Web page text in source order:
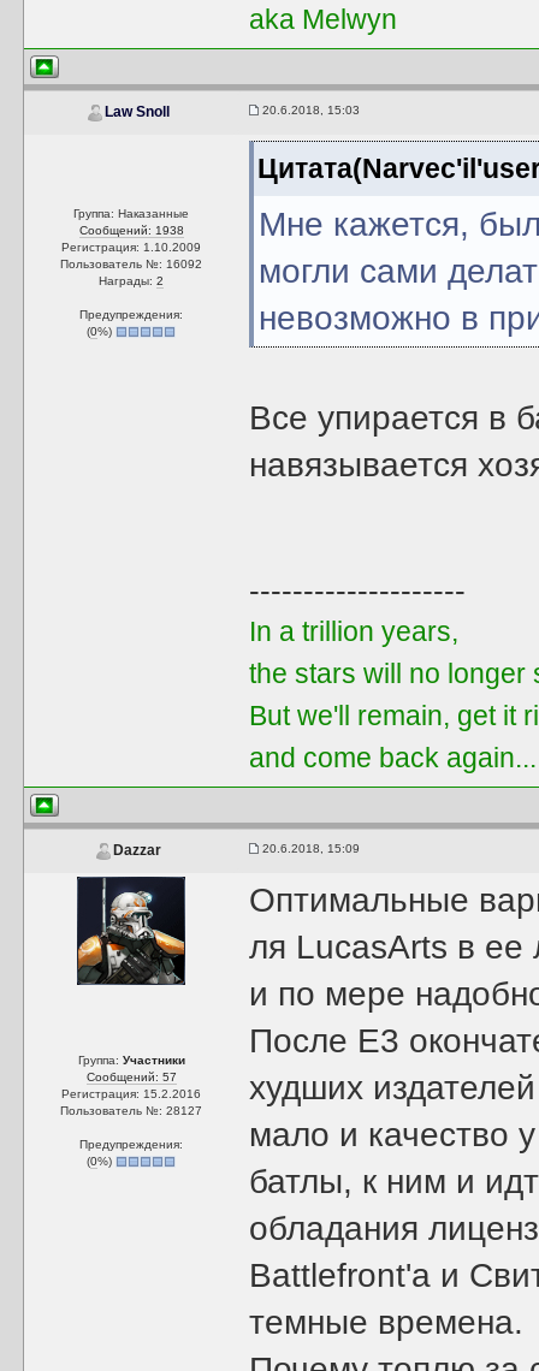
aka Melwyn
Law Snoll 20.6.2018, 15:03
Группа: Наказанные
Сообщений: 1938
Регистрация: 1.10.2009
Пользователь №: 16092
Награды:2
Предупреждения:
(0%)
Мне кажется,
могли сами
невозможно в
Все упирается в
навязывается
--------------------
In a trillion years,
the stars will no longer
But we'll remain, get it
and come back
Dazzar 20.6.2018, 15:09
Группа: Участники
Сообщений: 57
Регистрация: 15.2.2016
Пользователь №: 28127
Предупреждения:
(0%)
Оптимальные
ля LucasArts в ее
и по мере
После Е3
худших
мало и качество
батлы, к ним и
обладания
Battlefront'а и
темные времена.